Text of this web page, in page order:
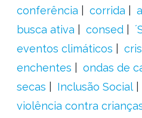
conferência
corrida
busca ativa
consed
eventos climáticos
enchentes
ondas de
secas
Inclusão Social
violência contra